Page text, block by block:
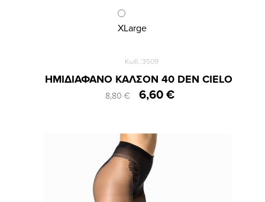
XLarge
Κωδ.:3509
ΗΜΙΔΙΑΦΑΝΟ ΚΑΛΣΟΝ 40 DEN CIELO
8,80 € 6,60 €